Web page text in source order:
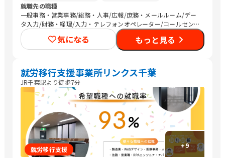
就職先の職種
一般事務・営業事務/総務・人事/広報/庶務・メールルーム/デー
タ入力/財務・経理/入力・テレフォンオペレーター/コールセンタ
ー/その他事務/梱包作業/検品/組立・組付け/その他軽作業/その
他営業/販売スタッフ・接客/バックヤード・商品管理/その他販
売/編集者/Web制作/DTPオペレーター/その他クリエイティブ/デ
ンジニア/ネットワークエンジニア/社内情報システム/その他IT/ヘ
ルプデスク/ヘルスキーパー/看護師/介護職員・ヘルパー/清掃/警
備
気になる もっと見る
就労移行支援事業所リンクス千葉
JR千葉駅より徒歩7分
+9
就労移行支援